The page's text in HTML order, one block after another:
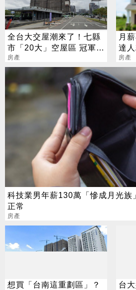
全台大交屋潮來了！七縣
市「20大」空屋區 冠軍又
是它
房產
月
達
房產
科技業男年薪130萬「慘成月光族
正常
房產
想買「台南這重劃區」？
台